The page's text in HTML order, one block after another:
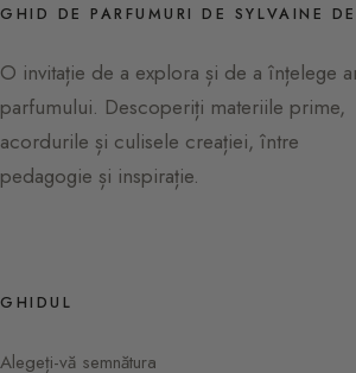
GHID DE PARFUMURI DE SYLVAINE
O invitație de a explora și de a înțelege
parfumului. Descoperiți materiile prime,
acordurile și culisele creației, între
pedagogie și inspirație.
GHIDUL
Alegeți-vă semnătura